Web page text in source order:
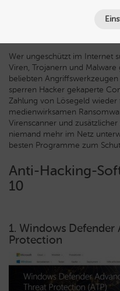
Wer ungeschützt im Internet
Viren, Trojanern und
beliebten
sperren Hacker gekaperte
Zahlung von Lösegeld wieder
medienwirksamen
Virenscanner und
niemand mehr im Netz
besten Programme zum
Anti-Hacking-
10
1. Windows Defender
Protection